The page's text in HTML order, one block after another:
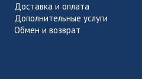
Доставка и оплата
Дополнительные услуги
Обмен и возврат